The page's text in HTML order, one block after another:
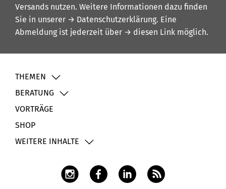
Versands nutzen. Weitere Informationen dazu finden
Sie in unserer → Datenschutzerklärung. Eine
Abmeldung ist jederzeit über → diesen Link möglich.
THEMEN
BERATUNG
VORTRÄGE
SHOP
WEITERE INHALTE